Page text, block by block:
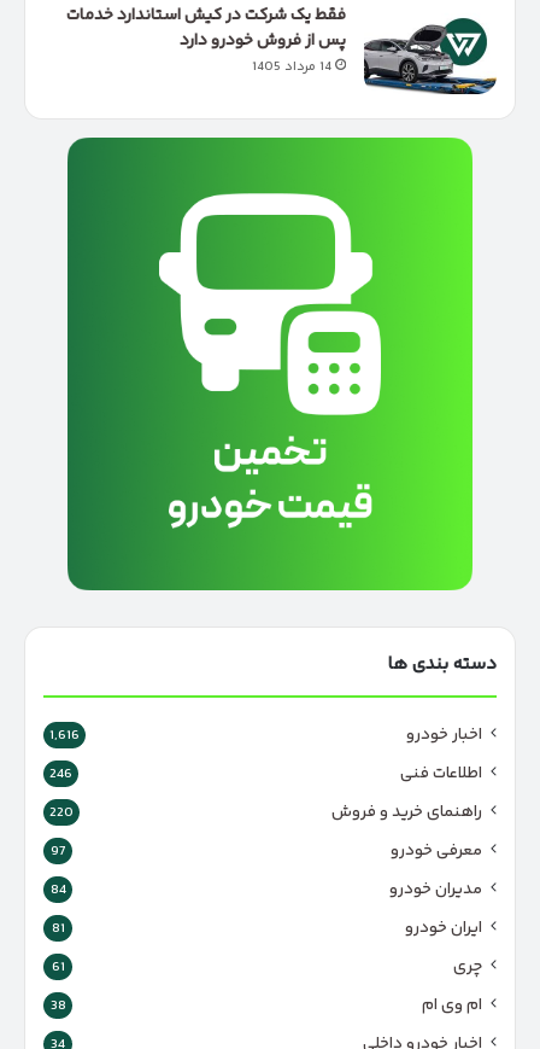
فقط یک شرکت در کیش استاندارد خدمات
پس از فروش خودرو دارد
14 مرداد 1405
دسته بندی ها
اخبار خودرو 1,616
اطلاعات فنی 246
راهنمای خرید و فروش 220
معرفی خودرو 97
مدیران خودرو 84
ایران خودرو 81
چری 61
ام وی ام 38
34